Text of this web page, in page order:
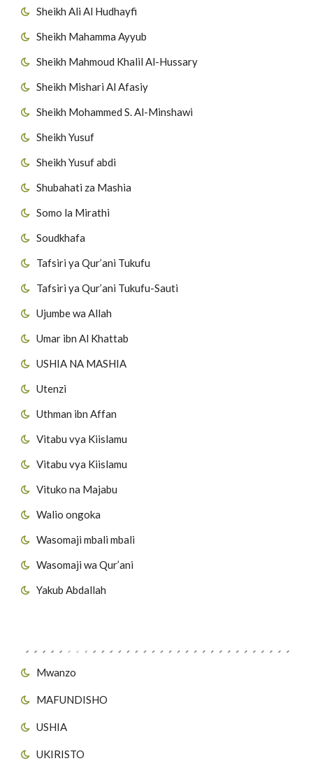
Sheikh Ali Al Hudhayfi
Sheikh Mahamma Ayyub
Sheikh Mahmoud Khalil Al-Hussary
Sheikh Mishari Al Afasiy
Sheikh Mohammed S. Al-Minshawi
Sheikh Yusuf
Sheikh Yusuf abdi
Shubahati za Mashia
Somo la Mirathi
Soudkhafa
Tafsiri ya Qur’ani Tukufu
Tafsiri ya Qur’ani Tukufu-Sauti
Ujumbe wa Allah
Umar ibn Al Khattab
USHIA NA MASHIA
Utenzi
Uthman ibn Affan
Vitabu vya Kiislamu
Vitabu vya Kiislamu
Vituko na Majabu
Walio ongoka
Wasomaji mbali mbali
Wasomaji wa Qur’ani
Yakub Abdallah
Mwanzo
MAFUNDISHO
USHIA
UKIRISTO